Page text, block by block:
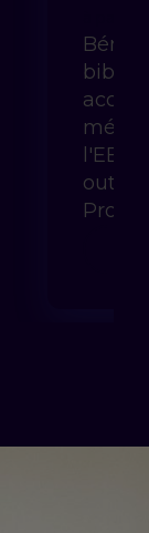
l'EBP
outils